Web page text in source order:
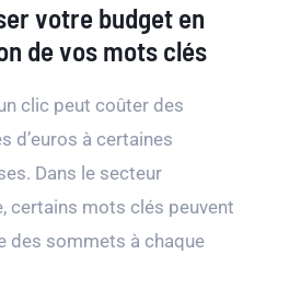
votre budget en
de vos mots clés
clic peut coûter des
d’euros à certaines
Dans le secteur
certains mots clés peuvent
des sommets à chaque